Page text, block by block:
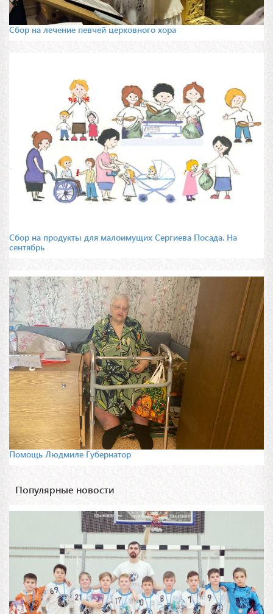
Сбор на лечение певчей церковного хора
Сбор на продукты для малоимущих Сергиева Посада. На
сентябрь
Помощь Людмиле Губернатор
Популярные новости